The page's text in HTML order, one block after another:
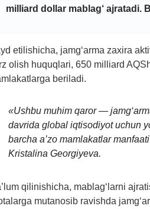
milliard dollar mablag‘ ajratadi.
etilishicha, jamg‘arma zaxira
olish huquqlari, 650 milliard
beriladi.
«Ushbu muhim qaror —
davrida global iqtisodiyot uchun
barcha a’zo mamlakatlar
Kristalina Georgiyeva.
qilinishicha, mablag‘larni
mutanosib ravishda